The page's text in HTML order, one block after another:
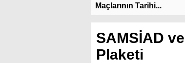
Maçlarının Tarihi...
SAMSİAD
Plaketi